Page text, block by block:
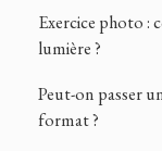
Exercice photo :
lumière ?
Peut-on passer
format ?